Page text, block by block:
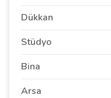
Dükkan
Stüdyo
Bina
Arsa